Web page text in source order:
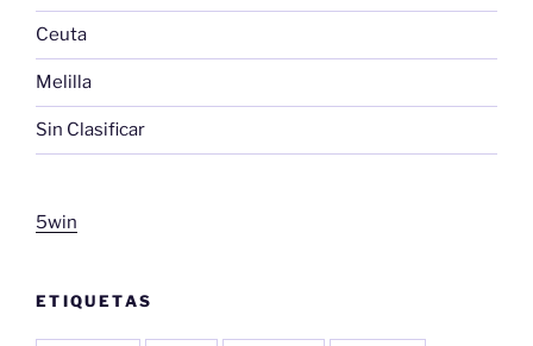
Ceuta
Melilla
Sin Clasificar
5win
ETIQUETAS